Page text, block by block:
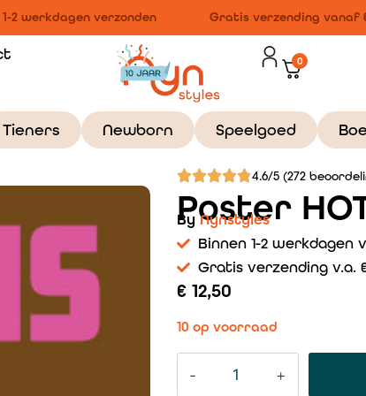
1-2 werkdagen verzonden Gratis verzending vanaf
0
Tieners Newborn Speelgoed
4.6/5 (272
Poster
ByNynstyles
Binnen 1-2 werkdagen
Gratis verzending v.a.
€ 12,50
10 op voorraad